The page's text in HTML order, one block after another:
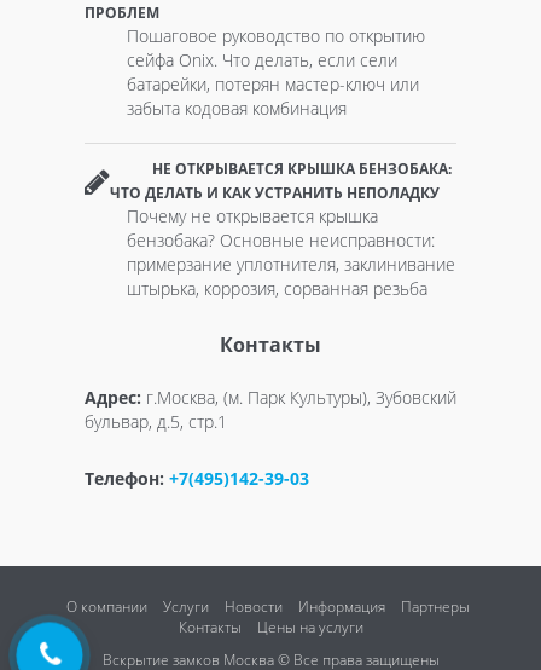
ПРОБЛЕМ
Пошаговое руководство по открытию
сейфа Onix. Что делать, если сели
батарейки, потерян мастер-ключ или
забыта кодовая комбинация
НЕ ОТКРЫВАЕТСЯ КРЫШКА БЕНЗОБАКА:
ЧТО ДЕЛАТЬ И КАК УСТРАНИТЬ НЕПОЛАДКУ
Почему не открывается крышка
бензобака? Основные неисправности:
примерзание уплотнителя, заклинивание
штырька, коррозия, сорванная резьба
Контакты
Адрес: г.Москва, (м. Парк Культуры), Зубовский
бульвар, д.5, стр.1
Телефон: +7(495)142-39-03
О компании Услуги Новости Информация
Партнеры
Контакты
Цены на услуги
Вскрытие замков Москва © Все права защищены